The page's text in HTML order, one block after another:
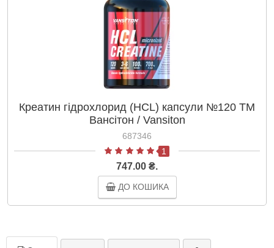
Креатин гідрохлорид (HCL) капсули №120 ТМ
Вансітон / Vansiton
687346
1
747.00 ₴.
ДО КОШИКА